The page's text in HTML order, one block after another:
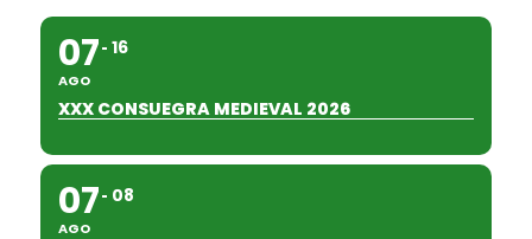
07
AGO
16
XXX CONSUEGRA MEDIEVAL 2026
07
AGO
08